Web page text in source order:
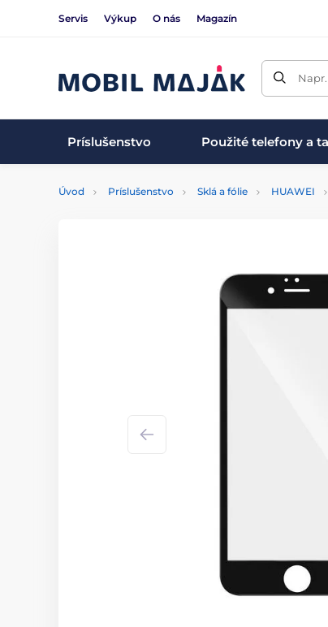
Servis Výkup O nás Magazín
Príslušenstvo Použité telefony a
Úvod Príslušenstvo Sklá a fólie HUAWEI